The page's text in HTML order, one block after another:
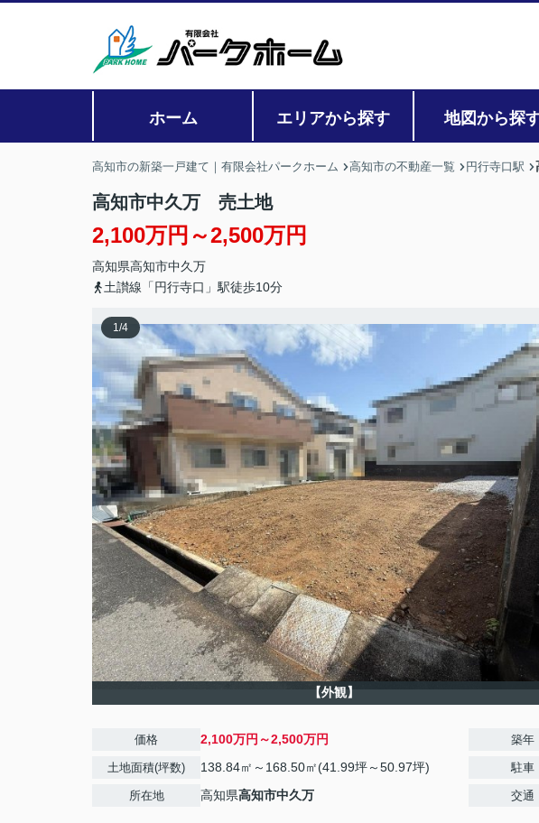
ホーム エリアから探す 地図から探
高知市の新築一戸建て｜有限会社パークホーム 高知市の不動産一覧 円行寺口駅
高知市中久万 売土地
2,100万円～2,500万円
高知県高知市中久万
土讃線「円行寺口」駅徒歩10分
1/4
【外観】
価格 2,100万円～2,500万円
土地面積(坪数) 138.84㎡～168.50㎡(41.99坪～50.97坪)
所在地 高知県高知市中久万
築年
駐車
交通